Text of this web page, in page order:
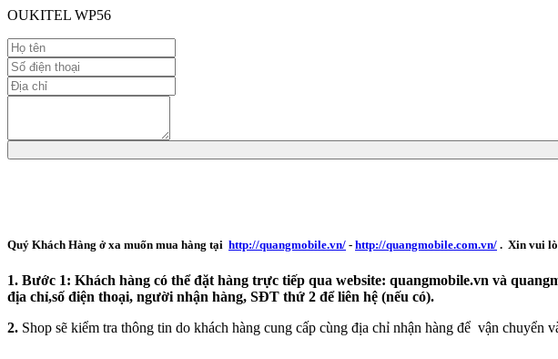
OUKITEL WP56
Quý Khách Hàng ở xa muốn mua hàng tại http://quangmobile.vn/ - http://quangmobile.com.vn/ . Xin vui
1. Bước 1: Khách hàng có thể đặt hàng trực tiếp qua website: quangmobile.vn và
địa chỉ,số điện thoại, người nhận hàng, SĐT thứ 2 để liên hệ (nếu có).
2. Shop sẽ kiểm tra thông tin do khách hàng cung cấp cùng địa chỉ nhận hàng để vận chuyển